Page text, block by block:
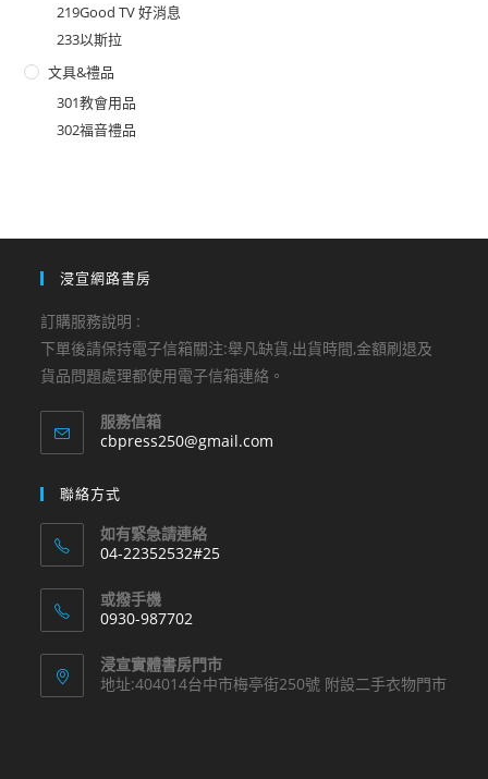
219Good TV 好消息
233以斯拉
文具&禮品
301教會用品
302福音禮品
浸宣網路書房
訂購服務說明 :
下單後請保持電子信箱關注:舉凡缺貨,出貨時間,金額刷退及
貨品問題處理都使用電子信箱連絡。
服務信箱
cbpress250@gmail.com
聯絡方式
如有緊急請連絡
04-22352532#25
in
your
application
或撥手機
0930-987702
in
your
浸宣實體書房門市
地址:404014台中市梅亭街250號 附設二手衣物門市